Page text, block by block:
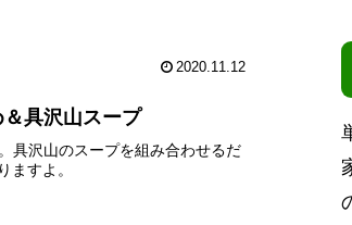
2020.11.12
具沢山スープ
具沢山のスープを組み合わせるだ
ますよ。